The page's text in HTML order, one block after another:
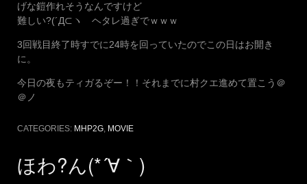
げな鎧作れそうなんですけど
難しい?(´Д⊂ヽ ヘタレ過ぎでｗｗｗ
3回戦目終了時すでに24時を回っていたのでこの日はお開き
に。
今日の夜もティガるぞー！！それまでに村クエ進めて置こう＠
＠ノ
CATEGORIES: MHP2G, MOVIE
ほわ?ん(*´∀｀)